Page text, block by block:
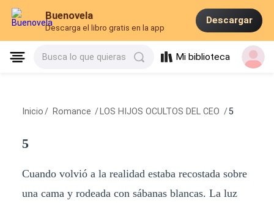
Buenovela
Descarga el libro gratis en la app
Descargar
Busca lo que quieras Mi biblioteca
Inicio / Romance / LOS HIJOS OCULTOS DEL CEO /5
5
Cuando volvió a la realidad estaba recostada sobre
una cama y rodeada con sábanas blancas. La luz